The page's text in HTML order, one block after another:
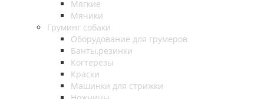
Мягкие
Мячики
Груминг собаки
Оборудование для грумеров
Банты,резинки
Когтерезы
Краски
Машинки для стрижки